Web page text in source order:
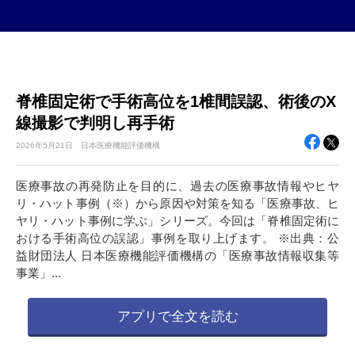
脊椎固定術で手術高位を1椎間誤認、術後のX
線撮影で判明し再手術
2026年5月21日 日本医療機能評価機構
医療事故の再発防止を目的に、過去の医療事故情報やヒヤ
リ・ハット事例（※）から原因や対策を知る「医療事故、ヒ
ヤリ・ハット事例に学ぶ」シリーズ。今回は「脊椎固定術に
おける手術高位の誤認」事例を取り上げます。 ※出典：公
益財団法人 日本医療機能評価機構の「医療事故情報収集等
事業」...
アプリで全文を読む